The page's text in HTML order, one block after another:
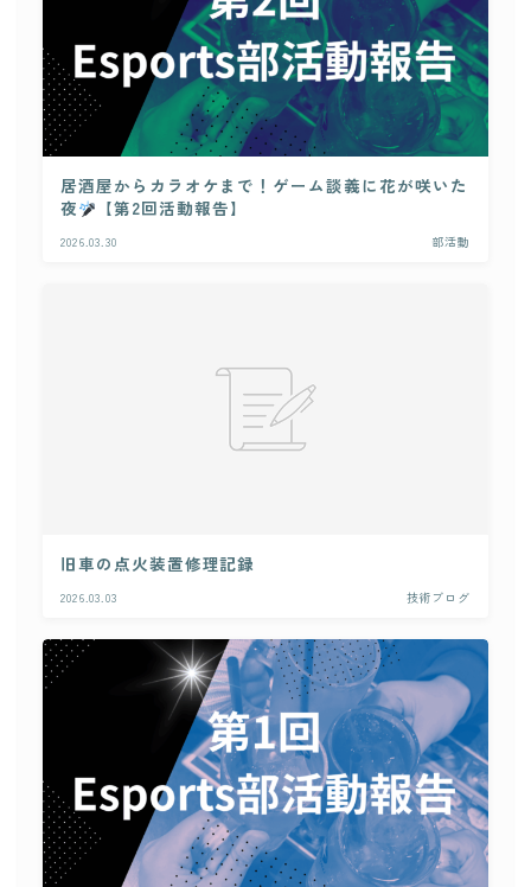
居酒屋からカラオケまで！ゲーム談義に花が咲いた
夜
【第2回活動報告】
2026.03.30 部活動
旧車の点火装置修理記録
2026.03.03 技術ブログ